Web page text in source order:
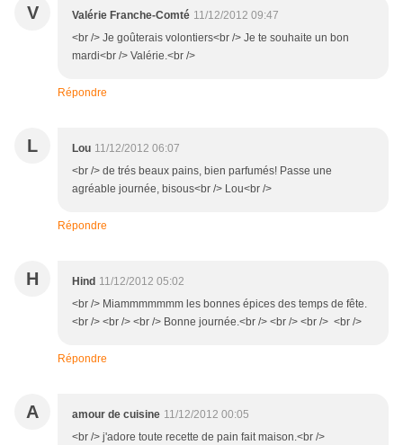
V Valérie Franche-Comté 11/12/2012 09:47
<br /> Je goûterais volontiers<br /> Je te souhaite un bon
mardi<br /> Valérie.<br />
Répondre
L Lou 11/12/2012 06:07
<br /> de trés beaux pains, bien parfumés! Passe une
agréable journée, bisous<br /> Lou<br />
Répondre
H Hind 11/12/2012 05:02
<br /> Miammmmmmm les bonnes épices des temps de fête.
<br /> <br /> <br /> Bonne journée.<br /> <br /> <br /> <br />
Répondre
A amour de cuisine 11/12/2012 00:05
<br /> j'adore toute recette de pain fait maison.<br />